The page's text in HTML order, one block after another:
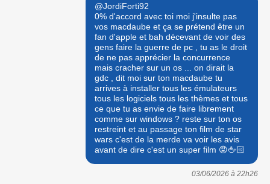
@JordiForti92
0% d'accord avec toi moi j'insulte pas
vos macdaube et ça se prétend être un
fan d'apple et bah décevant de voir des
gens faire la guerre de pc , tu as le droit
de ne pas apprécier la concurrence
mais cracher sur un os ... on dirait la
gdc , dit moi sur ton macdaube tu
arrives à installer tous les émulateurs
tous les logiciels tous les thèmes et tous
ce que tu as envie de faire librement
comme sur windows ? reste sur ton os
restreint et au passage ton film de star
wars c'est de la merde va voir les avis
avant de dire c'est un super film 😡🖕🏻
03/06/2026 à 22h26